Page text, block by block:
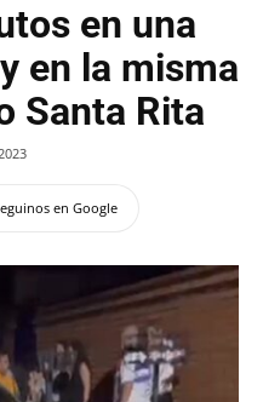
en una
en la misma
Santa Rita
en Google